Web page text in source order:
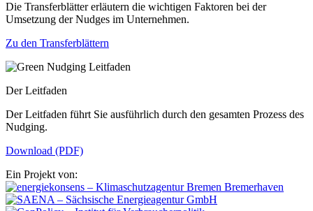
Die Transferblätter erläutern die wichtigen Faktoren bei der
Umsetzung der Nudges im Unternehmen.
Zu den Transferblättern
Der Leitfaden
Der Leitfaden führt Sie ausführlich durch den gesamten Prozess des
Nudging.
Download (PDF)
Ein Projekt von: